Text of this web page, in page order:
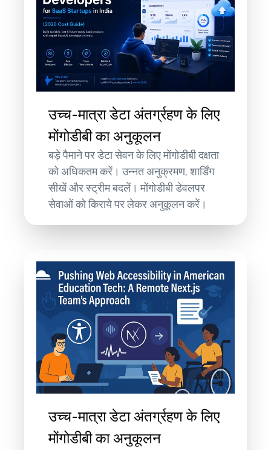
उच्च-मात्रा डेटा अंतर्ग्रहण के लिए
मोंगोडीबी का अनुकूलन
बड़े पैमाने पर डेटा सेवन के लिए मोंगोडीबी दक्षता
को अधिकतम करें। उन्नत अनुक्रमण, शार्डिंग
सीखें और स्ट्रीम बदलें। मोंगोडीबी डेवलपर
सेवाओं को किराये पर लेकर अनुकूलन करें।
उच्च-मात्रा डेटा अंतर्ग्रहण के लिए
मोंगोडीबी का अनुकूलन